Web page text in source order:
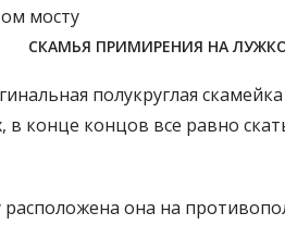
СКАМЬЯ ПРИМИРЕНИЯ НА
полукруглая
в конце концов все равно
расположена она на